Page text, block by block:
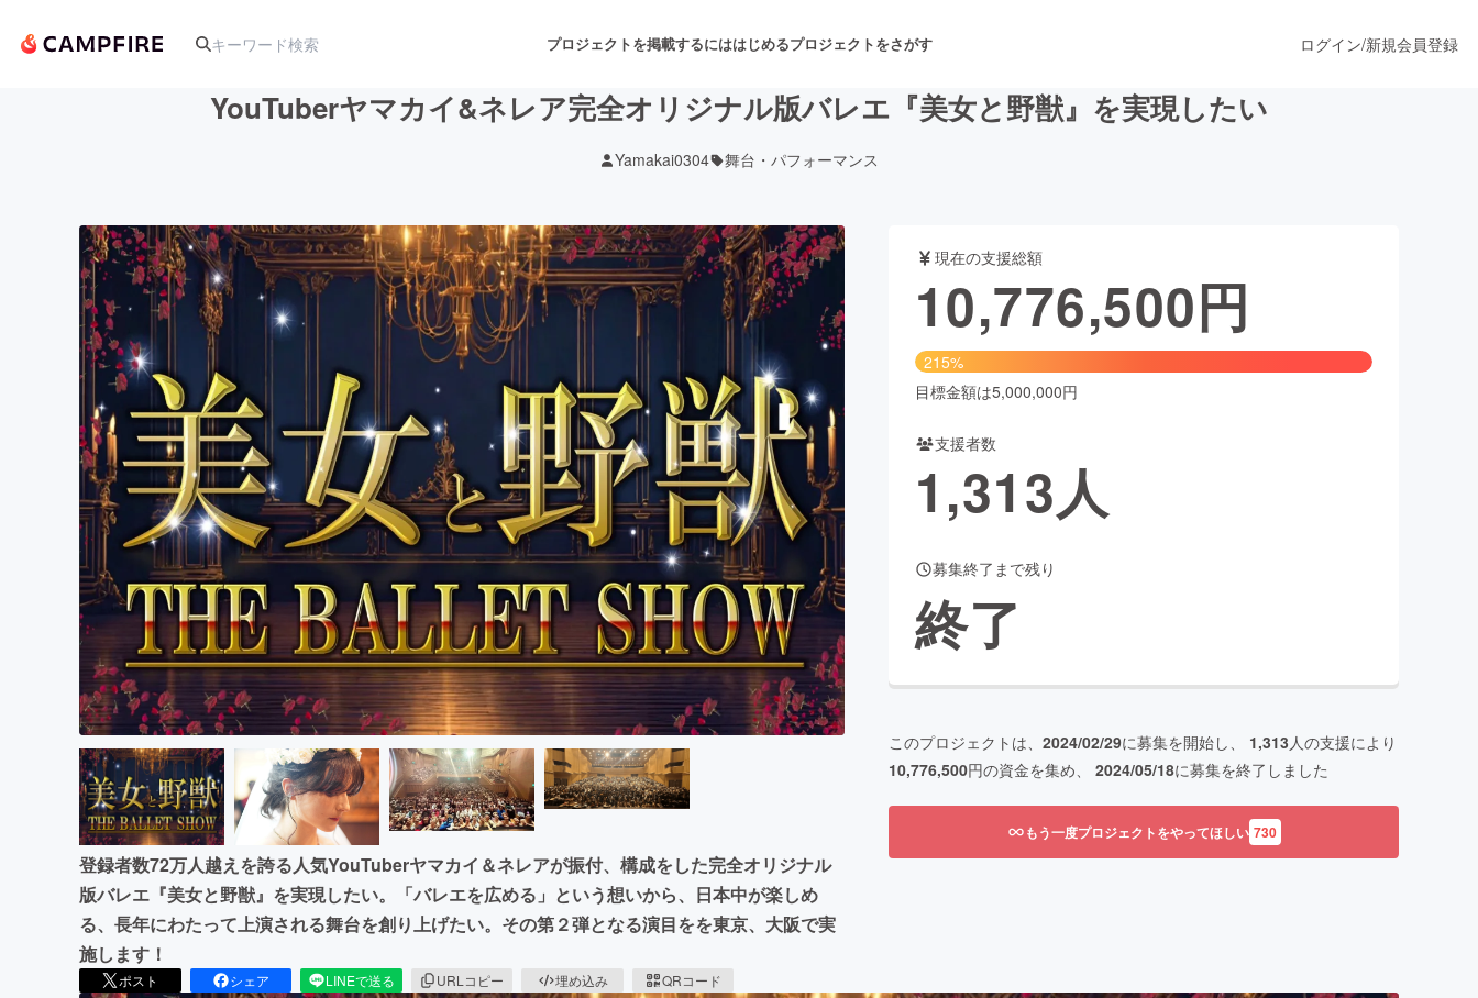
プロジェクトを掲載するにははじめるプロジェクトをさがす
アート・写真 音楽 舞台・パフォーマンス
テクノロジー・ガジェット ゲーム・サービス開発 フード・飲食店 ファッション
映像・映画 書籍・雑誌出版 アニメ・漫画
ビジネス・起業 チャレンジ ビューティー・ヘルスケア
まちづくり・地域活性化
CAMPFIRE for Social GoodCAMPFIRE Creation
CAMPFIREふるさと納税 machi-yaコミュニティ
ログイン/新規会員登録
YouTuberヤマカイ&ネレア完全オリジナル版バレエ『美女と野獣』を実現したい
Yamakai0304 舞台・パフォーマンス
登録者数72万人越えを誇る人気YouTuberヤマカイ＆ネレアが振付、構成をした完全オリジナル
版バレエ『美女と野獣』を実現したい。「バレエを広める」という想いから、日本中が楽しめ
る、長年にわたって上演される舞台を創り上げたい。その第２弾となる演目をを東京、大阪で実
施します！
ポスト シェア LINEで送る URLコピー 埋め込み QRコード
現在の支援総額
10,776,500円
215%
目標金額は5,000,000円
支援者数
1,313人
募集終了まで残り
終了
このプロジェクトは、 2024/02/29に募集を開始し、 1,313人の支援により
10,776,500円の資金を集め、 2024/05/18に募集を終了しました
もう一度プロジェクトをやってほしい 730